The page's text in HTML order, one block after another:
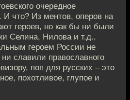
очередное
что? Из ментов, оперов на
героев, но как бы ни были
Селина, Нилова и т.д.,
героем России не
славили православного
поп для русских – это
похотливое, глупое и